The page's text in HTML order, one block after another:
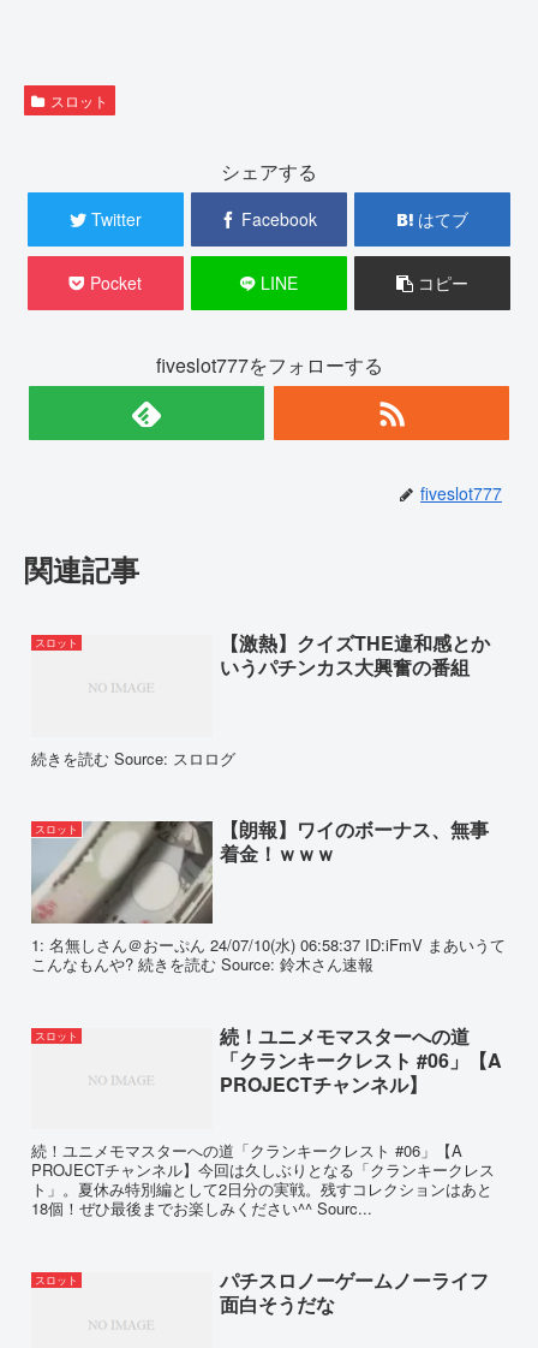
スロット
シェアする
Twitter Facebook はてブ
Pocket LINE コピー
fiveslot777をフォローする
fiveslot777
関連記事
スロット
【激熱】クイズTHE違和感とか
いうパチンカス大興奮の番組
続きを読む Source: スロログ
スロット
【朗報】ワイのボーナス、無事
着金！ｗｗｗ
1: 名無しさん＠おーぷん 24/07/10(水) 06:58:37 ID:iFmV まあいうて
こんなもんや? 続きを読む Source: 鈴木さん速報
スロット
続！ユニメモマスターへの道
「クランキークレスト #06」【A
PROJECTチャンネル】
続！ユニメモマスターへの道「クランキークレスト #06」【A
PROJECTチャンネル】今回は久しぶりとなる「クランキークレス
ト」。夏休み特別編として2日分の実戦。残すコレクションはあと
18個！ぜひ最後までお楽しみください^^ Sourc...
スロット
パチスロノーゲームノーライフ
面白そうだな